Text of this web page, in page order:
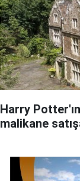
Harry
malikane